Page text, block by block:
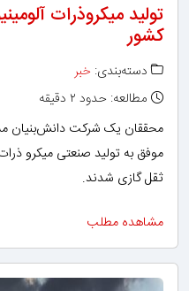
تولید میکروذرات
کشور
دسته‌بندی: خبر
مطالعه: حدود ۲ دقیقه
محققان یک شرکت دانش‌بنیان
موفق به تولید صنعتی میکرو
ثقل ‌گازی شدند.
مشاهده مطلب